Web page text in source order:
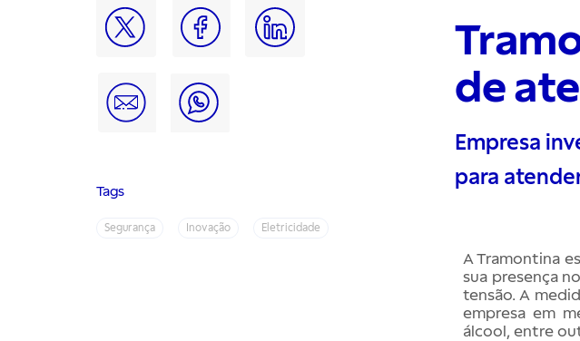
Tags
Segurança Inovação Eletricidade
de
Empresa
para
A Tramontina
sua presença
tensão. A
empresa em
álcool, entre